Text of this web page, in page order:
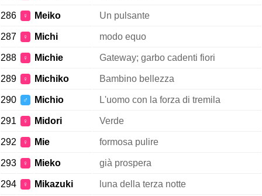
286 ♀ Meiko Un pulsante
287 ♀ Michi modo equo
288 ♀ Michie Gateway; garbo cadenti fiori
289 ♀ Michiko Bambino bellezza
290 ♂ Michio L'uomo con la forza di tremila
291 ♀ Midori Verde
292 ♀ Mie formosa pulire
293 ♀ Mieko già prospera
294 ♀ Mikazuki luna della terza notte